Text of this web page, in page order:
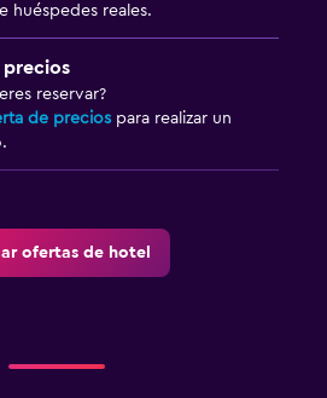
huéspedes reales.
precios
reservar?
de precios para realizar un
ofertas de hotel